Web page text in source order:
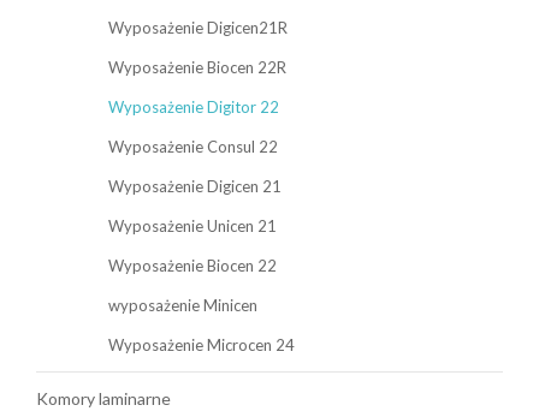
Wyposażenie Digicen21R
Wyposażenie Biocen 22R
Wyposażenie Digitor 22
Wyposażenie Consul 22
Wyposażenie Digicen 21
Wyposażenie Unicen 21
Wyposażenie Biocen 22
wyposażenie Minicen
Wyposażenie Microcen 24
Komory laminarne